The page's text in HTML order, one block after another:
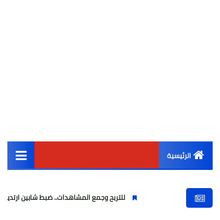
الرئيسية
أخبار مصر
للتربح وجمع المشاهدات.. ضبط شابين ارتديا ملابس نسائية